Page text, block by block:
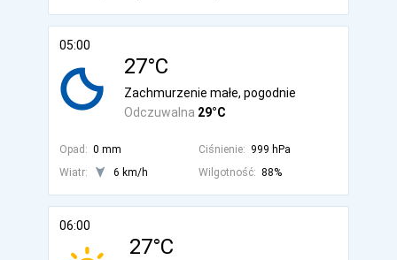
05:00
27°C
Odczuwalna 29°C
Zachmurzenie małe, pogodnie
Opad: 0 mm Ciśnienie: 999 hPa
Wiatr:
6 km/h Wilgotność: 88%
06:00
27°C